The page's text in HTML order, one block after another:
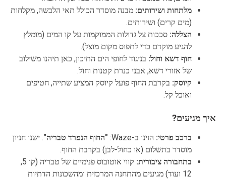
מלתחות ושירותים: מבנה מוסדר הכולל תאי הלבשה, מקלחות
(מים קרים) ושירותים.
הצללה: סככות צל גדולות הממוקמות על קו המים (מומלץ
להגיע מוקדם כדי לתפוס מקום מוצל).
חוף דשא וחול: בניגוד לחופי הים התיכון, כאן תיהנו משילוב
של אזורי דשא, אבני כנרת קטנות וחול.
קיוסק: בקרבת החוף פועל קיוסק המציע שתייה, חטיפים
ואוכל קל.
איך מגיעים?
ברכב פרטי: הזינו ב-Waze: "החוף הנפרד טבריה". ישנו חניון
מוסדר בתשלום (או כחול-לבן) בקרבת החוף.
בתחבורה ציבורית:
קווי אוטובוס פנימיים של טבריה (קו 5,
12 ועוד) מגיעים מהתחנה המרכזית ומהשכונות הדתיות